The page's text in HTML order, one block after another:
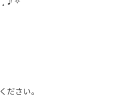
ださい。